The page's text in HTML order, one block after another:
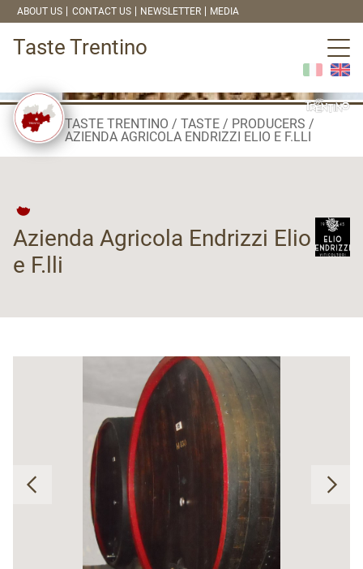
ABOUT US CONTACT US NEWSLETTER MEDIA
Taste Trentino
TASTE TRENTINO TASTE
PRODUCERS
AZIENDA AGRICOLA ENDRIZZI ELIO E F.LLI
Azienda Agricola Endrizzi Elio
e F.lli